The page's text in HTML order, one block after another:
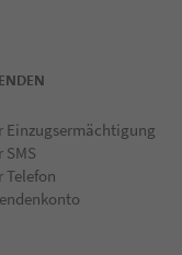
Einzugsermächtigung
SMS
Telefon